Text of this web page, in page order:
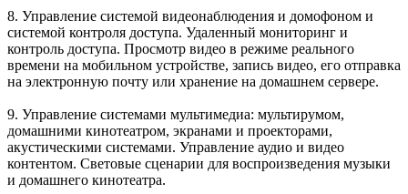
8. Управление системой видеонаблюдения и домофоном и
системой контроля доступа. Удаленный мониторинг и
контроль доступа. Просмотр видео в режиме реального
времени на мобильном устройстве, запись видео, его отправка
на электронную почту или хранение на домашнем сервере.
9. Управление системами мультимедиа: мультирумом,
домашними кинотеатром, экранами и проекторами,
акустическими системами. Управление аудио и видео
контентом. Световые сценарии для воспроизведения музыки
и домашнего кинотеатра.